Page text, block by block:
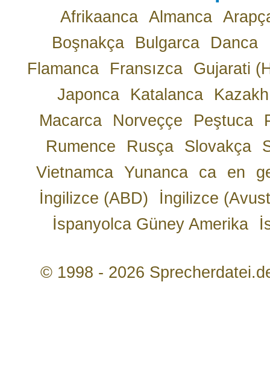
Afrikaanca Almanca
Boşnakça
Bulgarca Danca
Flamanca
Fransızca
Gujarati
Japonca
Katalanca
Kazakh
Macarca
Norveççe Peştuca
Rumence
Rusça Slovakça
Vietnamca
Yunanca ca en
İngilizce (ABD)
İngilizce
İspanyolca Güney Amerika
© 1998 - 2026